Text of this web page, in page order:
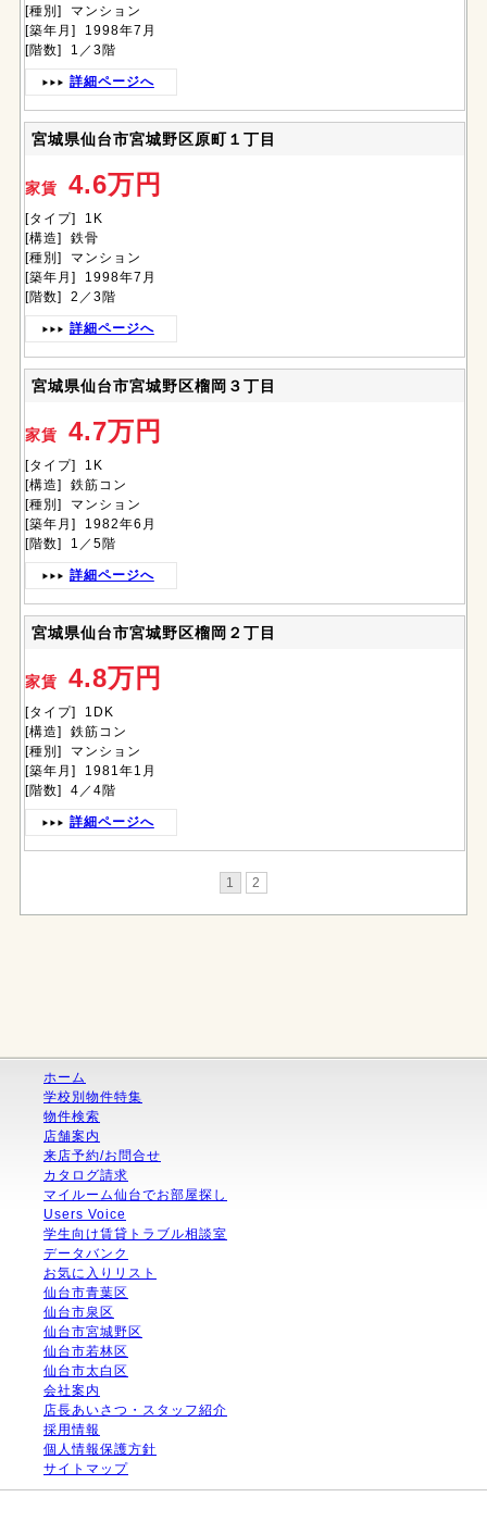
[種別] マンション
[築年月] 1998年7月
[階数] 1／3階
詳細ページへ
宮城県仙台市宮城野区原町１丁目
家賃 4.6万円
[タイプ] 1K
[構造] 鉄骨
[種別] マンション
[築年月] 1998年7月
[階数] 2／3階
詳細ページへ
宮城県仙台市宮城野区榴岡３丁目
家賃 4.7万円
[タイプ] 1K
[構造] 鉄筋コン
[種別] マンション
[築年月] 1982年6月
[階数] 1／5階
詳細ページへ
宮城県仙台市宮城野区榴岡２丁目
家賃 4.8万円
[タイプ] 1DK
[構造] 鉄筋コン
[種別] マンション
[築年月] 1981年1月
[階数] 4／4階
詳細ページへ
1 2
ホーム
学校別物件特集
物件検索
店舗案内
来店予約/お問合せ
カタログ請求
マイルーム仙台でお部屋探し
Users Voice
学生向け賃貸トラブル相談室
データバンク
お気に入りリスト
仙台市青葉区
仙台市泉区
仙台市宮城野区
仙台市若林区
仙台市太白区
会社案内
店長あいさつ・スタッフ紹介
採用情報
個人情報保護方針
サイトマップ